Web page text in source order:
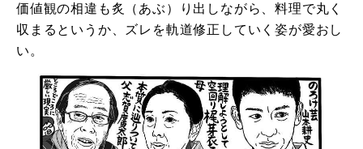
価値観の相違も炙（あぶ）り出しながら、料理で丸く
収まるというか、ズレを軌道修正していく姿が愛おし
い。